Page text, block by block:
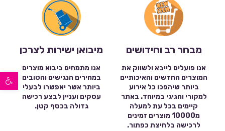
פתח סרגל נגישות
מבחר רב וחידושים
אנו פועלים לייבא ולשווק את
המוצרים החדשים והאיכותיים
ביותר שיהפכו כל אירוע
למקורי וחגיגי במיוחד. באתר
קיימים בכל עת למעלה
מ10000 מוצרים זמינים
לרכישה בלחיצת כפתור.
מיבואן ישירות לצרכן
אנו מתמחים ביבוא מוצרים
במחירים הנגישים והטובים
ביותר אשר יאפשרו לבעלי
עסקים ועניין לבצע רכישה
גדולה בכסף קטן.